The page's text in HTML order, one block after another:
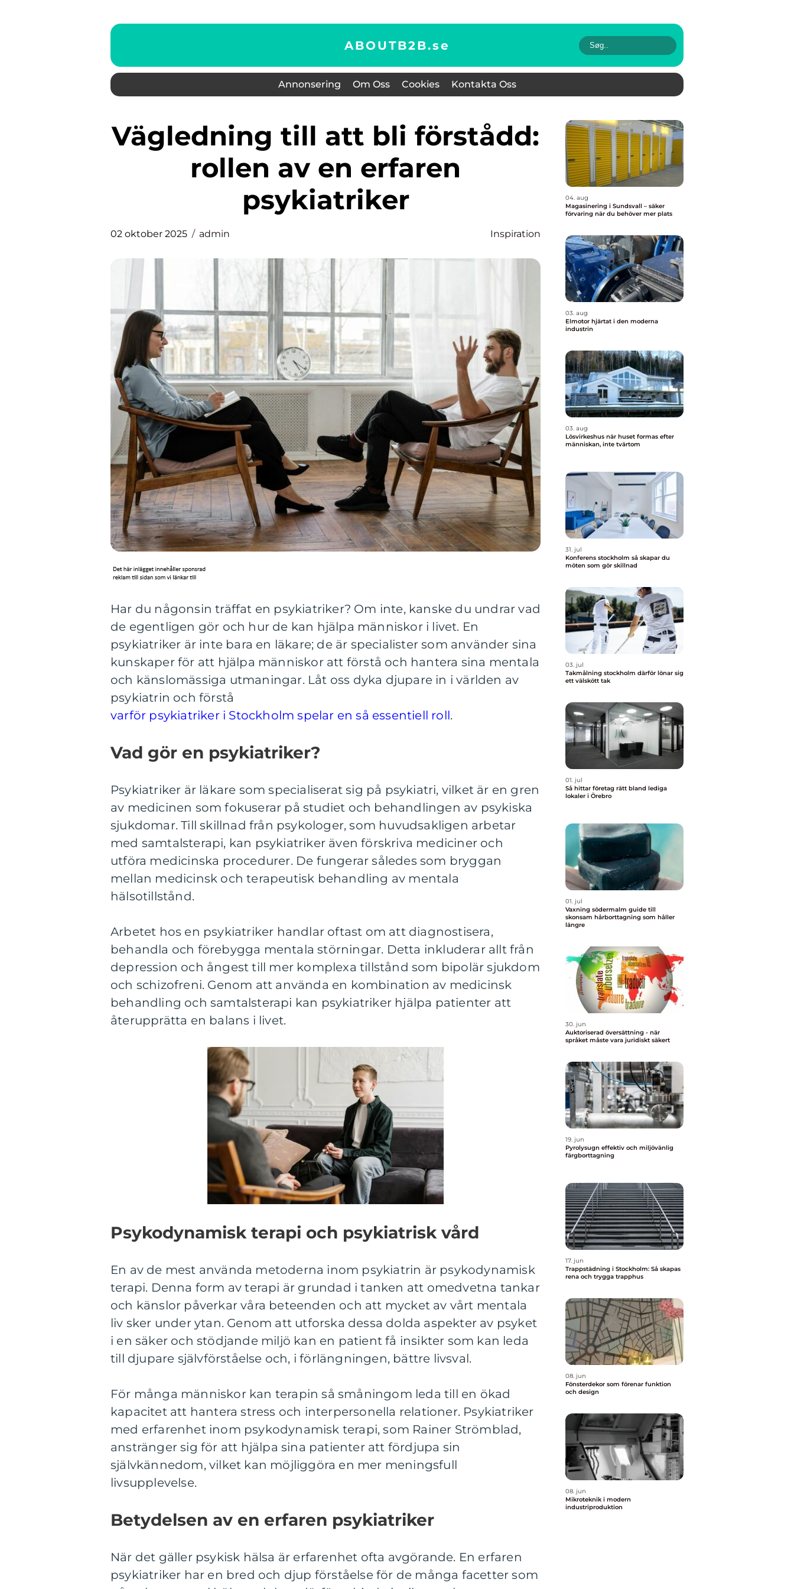
ABOUTB2B.se
Annonsering Om Oss Cookies Kontakta Oss
Vägledning till att bli förstådd:
rollen av en erfaren
psykiatriker
02 oktober 2025 admin Inspiration
Har du någonsin träffat en psykiatriker? Om inte, kanske du undrar vad
de egentligen gör och hur de kan hjälpa människor i livet. En
psykiatriker är inte bara en läkare; de är specialister som använder sina
kunskaper för att hjälpa människor att förstå och hantera sina mentala
och känslomässiga utmaningar. Låt oss dyka djupare in i världen av
psykiatrin och förstå
varför psykiatriker i Stockholm spelar en så essentiell roll.
Vad gör en psykiatriker?
Psykiatriker är läkare som specialiserat sig på psykiatri, vilket är en gren
av medicinen som fokuserar på studiet och behandlingen av psykiska
sjukdomar. Till skillnad från psykologer, som huvudsakligen arbetar
med samtalsterapi, kan psykiatriker även förskriva mediciner och
utföra medicinska procedurer. De fungerar således som bryggan
mellan medicinsk och terapeutisk behandling av mentala
hälsotillstånd.
Arbetet hos en psykiatriker handlar oftast om att diagnostisera,
behandla och förebygga mentala störningar. Detta inkluderar allt från
depression och ångest till mer komplexa tillstånd som bipolär sjukdom
och schizofreni. Genom att använda en kombination av medicinsk
behandling och samtalsterapi kan psykiatriker hjälpa patienter att
återupprätta en balans i livet.
Psykodynamisk terapi och psykiatrisk vård
En av de mest använda metoderna inom psykiatrin är psykodynamisk
terapi. Denna form av terapi är grundad i tanken att omedvetna tankar
och känslor påverkar våra beteenden och att mycket av vårt mentala
liv sker under ytan. Genom att utforska dessa dolda aspekter av psyket
i en säker och stödjande miljö kan en patient få insikter som kan leda
till djupare självförståelse och, i förlängningen, bättre livsval.
För många människor kan terapin så småningom leda till en ökad
kapacitet att hantera stress och interpersonella relationer. Psykiatriker
med erfarenhet inom psykodynamisk terapi, som Rainer Strömblad,
anstränger sig för att hjälpa sina patienter att fördjupa sin
självkännedom, vilket kan möjliggöra en mer meningsfull
livsupplevelse.
Betydelsen av en erfaren psykiatriker
När det gäller psykisk hälsa är erfarenhet ofta avgörande. En erfaren
psykiatriker har en bred och djup förståelse för de många facetter som
04. aug
Magasinering i Sundsvall – säker
förvaring när du behöver mer plats
03. aug
Elmotor hjärtat i den moderna
industrin
03. aug
Lösvirkeshus när huset formas efter
människan, inte tvärtom
31. jul
Konferens stockholm så skapar du
möten som gör skillnad
03. jul
Takmålning stockholm därför lönar sig
ett välskött tak
01. jul
Så hittar företag rätt bland lediga
lokaler i Örebro
01. jul
Vaxning södermalm guide till
skonsam hårborttagning som håller
längre
30. jun
Auktoriserad översättning - när
språket måste vara juridiskt säkert
19. jun
Pyrolysugn effektiv och miljövänlig
färgborttagning
17. jun
Trappstädning i Stockholm: Så skapas
rena och trygga trapphus
08. jun
Fönsterdekor som förenar funktion
och design
08. jun
Mikroteknik i modern
industriproduktion